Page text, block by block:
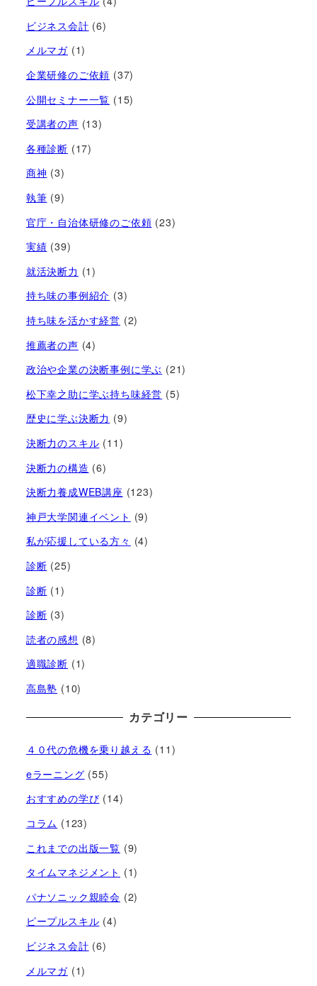
ビジネス会計 (6)
メルマガ (1)
企業研修のご依頼 (37)
公開セミナー一覧 (15)
受講者の声 (13)
各種診断 (17)
商神 (3)
執筆 (9)
官庁・自治体研修のご依頼 (23)
実績 (39)
就活決断力 (1)
持ち味の事例紹介 (3)
持ち味を活かす経営​ (2)
推薦者の声 (4)
政治や企業の決断事例に学ぶ (21)
松下幸之助に学ぶ持ち味経営 (5)
歴史に学ぶ決断力 (9)
決断力のスキル (11)
決断力の構造 (6)
決断力養成WEB講座 (123)
神戸大学関連イベント (9)
私が応援している方々 (4)
診断 (25)
診断 (1)
診断 (3)
読者の感想 (8)
適職診断 (1)
高島塾 (10)
カテゴリー
４０代の危機を乗り越える (11)
eラーニング (55)
おすすめの学び (14)
コラム (123)
これまでの出版一覧 (9)
タイムマネジメント (1)
パナソニック親睦会 (2)
ピープルスキル (4)
ビジネス会計 (6)
メルマガ (1)